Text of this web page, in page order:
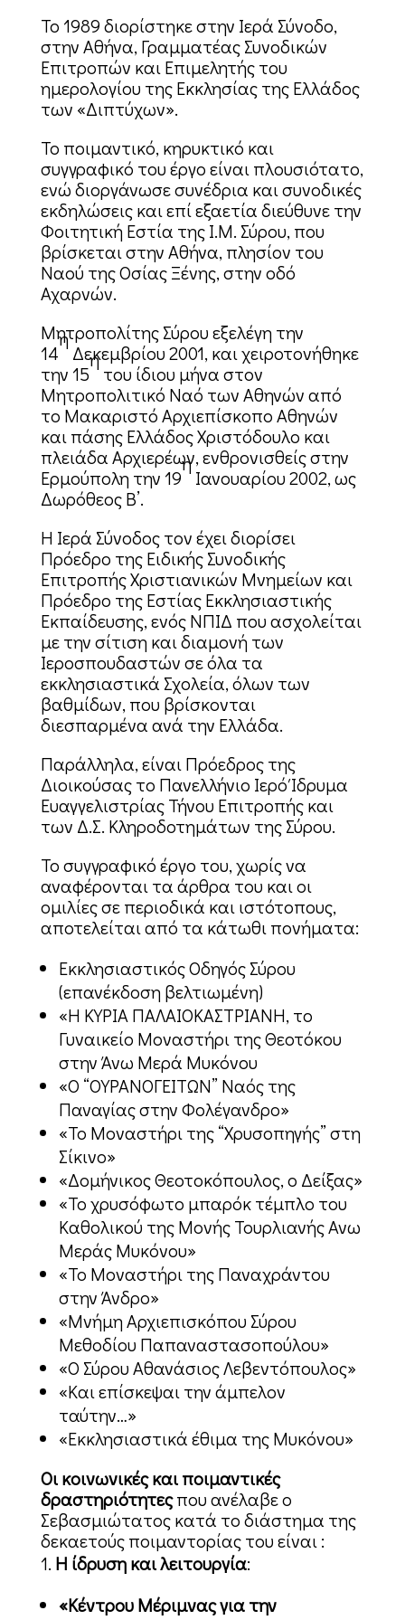
Το 1989 διορίστηκε στην Ιερά Σύνοδο,
στην Αθήνα, Γραμματέας Συνοδικών
Επιτροπών και Επιμελητής του
ημερολογίου της Εκκλησίας της Ελλάδος
των «Διπτύχων».
Το ποιμαντικό, κηρυκτικό και
συγγραφικό του έργο είναι πλουσιότατο,
ενώ διοργάνωσε συνέδρια και συνοδικές
εκδηλώσεις και επί εξαετία διεύθυνε την
Φοιτητική Εστία της Ι.Μ. Σύρου, που
βρίσκεται στην Αθήνα, πλησίον του
Ναού της Οσίας Ξένης, στην οδό
Αχαρνών.
Μητροπολίτης Σύρου εξελέγη την
14
η
Δεκεμβρίου 2001, και χειροτονήθηκε
την 15
η
του ίδιου μήνα στον
Μητροπολιτικό Ναό των Αθηνών από
το Μακαριστό Αρχιεπίσκοπο Αθηνών
και πάσης Ελλάδος Χριστόδουλο και
πλειάδα Αρχιερέων, ενθρονισθείς στην
Ερμούπολη την 19
η
Ιανουαρίου 2002, ως
Δωρόθεος Β’.
Η Ιερά Σύνοδος τον έχει διορίσει
Πρόεδρο της Ειδικής Συνοδικής
Επιτροπής Χριστιανικών Μνημείων και
Πρόεδρο της Εστίας Εκκλησιαστικής
Εκπαίδευσης, ενός ΝΠΙΔ που ασχολείται
με την σίτιση και διαμονή των
Ιεροσπουδαστών σε όλα τα
εκκλησιαστικά Σχολεία, όλων των
βαθμίδων, που βρίσκονται
διεσπαρμένα ανά την Ελλάδα.
Παράλληλα, είναι Πρόεδρος της
Διοικούσας το Πανελλήνιο Ιερό Ίδρυμα
Ευαγγελιστρίας Τήνου Επιτροπής και
των Δ.Σ. Κληροδοτημάτων της Σύρου.
Το συγγραφικό έργο του, χωρίς να
αναφέρονται τα άρθρα του και οι
ομιλίες σε περιοδικά και ιστότοπους,
αποτελείται από τα κάτωθι πονήματα:
Εκκλησιαστικός Οδηγός Σύρου
(επανέκδοση βελτιωμένη)
«Η ΚΥΡΙΑ ΠΑΛΑΙΟΚΑΣΤΡΙΑΝΗ, το
Γυναικείο Μοναστήρι της Θεοτόκου
στην Άνω Μερά Μυκόνου
«Ο “ΟΥΡΑΝΟΓΕΙΤΩΝ” Ναός της
Παναγίας στην Φολέγανδρο»
«Το Μοναστήρι της “Χρυσοπηγής” στη
Σίκινο»
«Δομήνικος Θεοτοκόπουλος, ο Δείξας»
«Το χρυσόφωτο μπαρόκ τέμπλο του
Καθολικού της Μονής Τουρλιανής Ανω
Μεράς Μυκόνου»
«Το Μοναστήρι της Παναχράντου
στην Άνδρο»
«Μνήμη Αρχιεπισκόπου Σύρου
Μεθοδίου Παπαναστασοπούλου»
«Ο Σύρου Αθανάσιος Λεβεντόπουλος»
«Και επίσκεψαι την άμπελον
ταύτην…»
«Εκκλησιαστικά έθιμα της Μυκόνου»
Οι κοινωνικές και ποιμαντικές
δραστηριότητεςπου ανέλαβε ο
Σεβασμιώτατος κατά το διάστημα της
δεκαετούς ποιμαντορίας του είναι :
Η ίδρυση και λειτουργία:
«Κέντρου Μέριμνας για την